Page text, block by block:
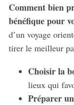
Comment bien
bénéfique pour
d’un voyage
tirer le meilleur
Choisir la
lieux qui
Préparer